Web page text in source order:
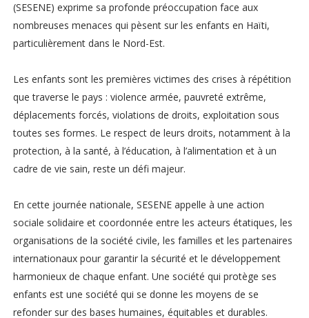
(SESENE) exprime sa profonde préoccupation face aux
nombreuses menaces qui pèsent sur les enfants en Haïti,
particulièrement dans le Nord-Est.
Les enfants sont les premières victimes des crises à répétition
que traverse le pays : violence armée, pauvreté extrême,
déplacements forcés, violations de droits, exploitation sous
toutes ses formes. Le respect de leurs droits, notamment à la
protection, à la santé, à l’éducation, à l’alimentation et à un
cadre de vie sain, reste un défi majeur.
En cette journée nationale, SESENE appelle à une action
sociale solidaire et coordonnée entre les acteurs étatiques, les
organisations de la société civile, les familles et les partenaires
internationaux pour garantir la sécurité et le développement
harmonieux de chaque enfant. Une société qui protège ses
enfants est une société qui se donne les moyens de se
refonder sur des bases humaines, équitables et durables.